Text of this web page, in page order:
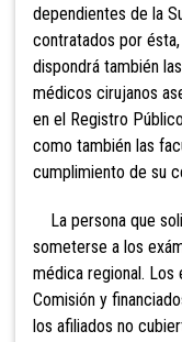
dependientes de la
contratados por
dispondrá también
médicos cirujanos
en el Registro
como también las
cumplimiento de su
La persona que
someterse a los
médica regional. Los
Comisión y
los afiliados no